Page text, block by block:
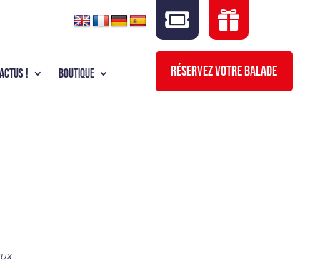
ACTUS !
BOUTIQUE
RÉSERVEZ VOTRE BALADE
 